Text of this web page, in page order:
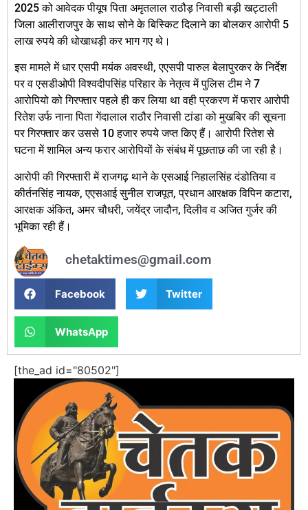
2025 को आवेदक पीयूष पिता अमृतलाल राठौड़ निवासी बड़ी खट्टाली
जिला आलीराजपुर के साथ सोने के बिस्किट दिलाने का बोलकर आरोपी 5
लाख रुपये की धोखाधड़ी कर भाग गए थे।
इस मामले में धार एसपी मयंक अवस्थी, एएसपी पारुल बेलापुरकर के निर्देश
पर व एसडीओपी विश्वदीपसिंह परिहार के नेतृत्व में पुलिस टीम ने 7
आरोपियो को गिरफ्तार पहले ही कर लिया था वही प्रकरण में फरार आरोपी
रितेश उर्फ नाना पिता गेंदालाल राठौर निवासी टांडा को मुखबिर की सूचना
पर गिरफ्तार कर उससे 10 हजार रुपये जप्त किए हैं। आरोपी रितेश से
घटना में शामिल अन्य फरार आरोपियों के संबंध में पूछताछ की जा रही है।
आरोपी की गिरफ्तारी में राजगढ़ थाने के एसआई निहालसिंह दंडोतिया व
कीर्तनसिंह नायक, एएसआई सुनील राजपूत, प्रधान आरक्षक विपिन कटारा,
आरक्षक अंकित, अमर चौधरी, जयेंद्र जादौन, दिलीव व अजित गुर्जर की
भूमिका रही हैं।
chetaktimes@gmail.com
Facebook Twitter
WhatsApp
[the_ad id="80502"]